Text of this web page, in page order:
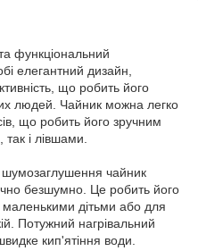
функціональний
елегантний дизайн,
що робить його
людей. Чайник можна легко
що робить його зручним
і лівшами.
шумозаглушення чайник
безшумно. Це робить його
дітьми або для
Потужний нагрівальний
кип'ятіння води.